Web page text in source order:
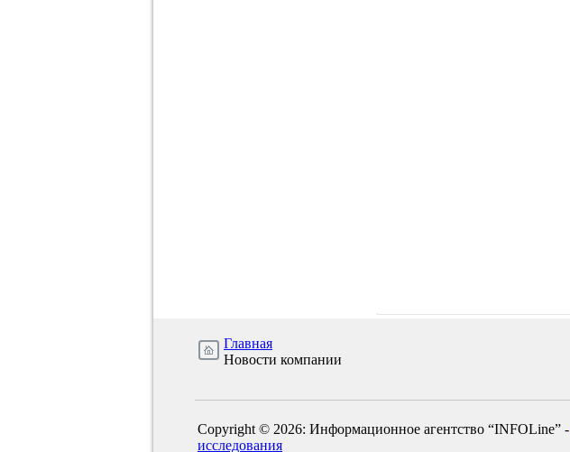
Главная
Новости компании
Copyright © 2026: Информационное агентство “INFOLine” -
исследования